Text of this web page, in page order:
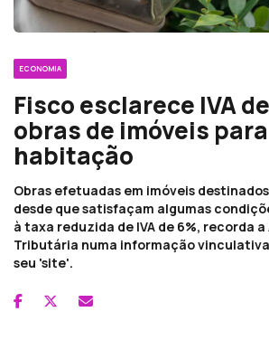
ECONOMIA
Fisco esclarece IVA
obras de imóveis para
habitação
Obras efetuadas em imóveis
desde que satisfaçam algumas
à taxa reduzida de IVA de 6%, recorda
Tributária numa informação
seu 'site'.